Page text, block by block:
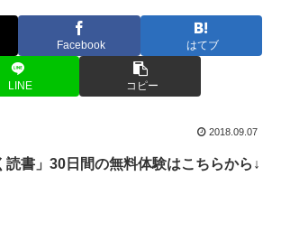
Facebook はてブ
LINE コピー
2018.09.07
書」30日間の無料体験はこちらから↓